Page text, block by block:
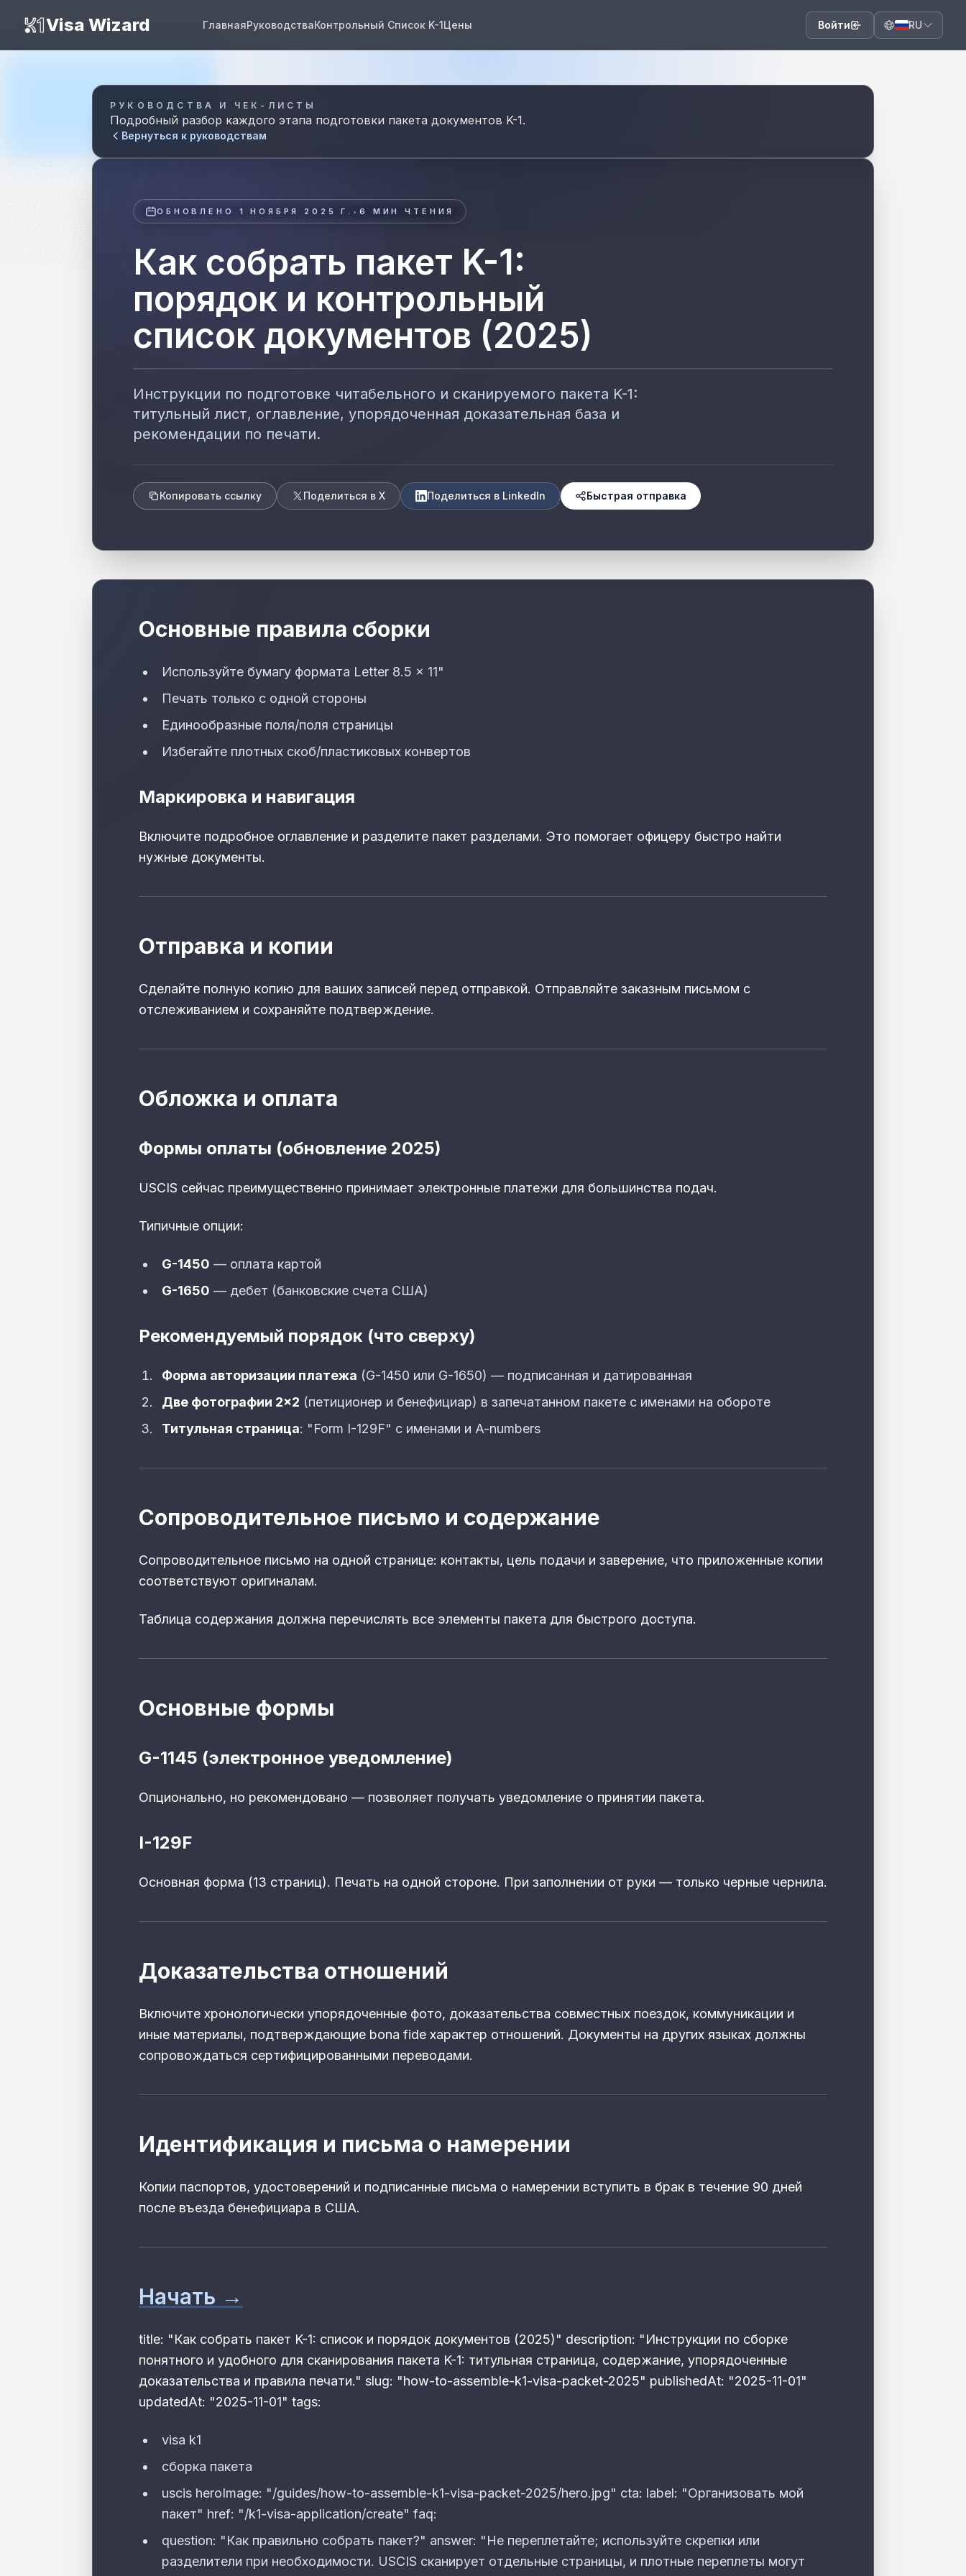
K1 Visa Wizard
Visa Wizard ГлавнаяРуководстваКонтрольный Список K-1Цены Войти RU
РУКОВОДСТВА И ЧЕК-ЛИСТЫ
Подробный разбор каждого этапа подготовки пакета документов K-1.
Вернуться к руководствам
ОБНОВЛЕНО 1 НОЯБРЯ 2025 Г. • 6 МИН ЧТЕНИЯ
Как собрать пакет K-1:
порядок и контрольный
список документов (2025)
Инструкции по подготовке читабельного и сканируемого пакета K-1:
титульный лист, оглавление, упорядоченная доказательная база и
рекомендации по печати.
Копировать ссылку Поделиться в X Поделиться в LinkedIn Быстрая отправка
Основные правила сборки
Используйте бумагу формата Letter 8.5 x 11"
Печать только с одной стороны
Единообразные поля/поля страницы
Избегайте плотных скоб/пластиковых конвертов
Маркировка и навигация
Включите подробное оглавление и разделите пакет разделами. Это помогает офицеру быстро найти
нужные документы.
Отправка и копии
Сделайте полную копию для ваших записей перед отправкой. Отправляйте заказным письмом с
отслеживанием и сохраняйте подтверждение.
Обложка и оплата
Формы оплаты (обновление 2025)
USCIS сейчас преимущественно принимает электронные платежи для большинства подач.
Типичные опции:
G-1450 — оплата картой
G-1650 — дебет (банковские счета США)
Рекомендуемый порядок (что сверху)
Форма авторизации платежа (G-1450 или G-1650) — подписанная и датированная
Две фотографии 2×2 (петиционер и бенефициар) в запечатанном пакете с именами на обороте
Титульная страница: "Form I-129F" с именами и A-numbers
Сопроводительное письмо и содержание
Сопроводительное письмо на одной странице: контакты, цель подачи и заверение, что приложенные копии
соответствуют оригиналам.
Таблица содержания должна перечислять все элементы пакета для быстрого доступа.
Основные формы
G-1145 (электронное уведомление)
Опционально, но рекомендовано — позволяет получать уведомление о принятии пакета.
I-129F
Основная форма (13 страниц). Печать на одной стороне. При заполнении от руки — только черные чернила.
Доказательства отношений
Включите хронологически упорядоченные фото, доказательства совместных поездок, коммуникации и
иные материалы, подтверждающие bona fide характер отношений. Документы на других языках должны
сопровождаться сертифицированными переводами.
Идентификация и письма о намерении
Копии паспортов, удостоверений и подписанные письма о намерении вступить в брак в течение 90 дней
после въезда бенефициара в США.
Начать →
title: "Как собрать пакет K-1: список и порядок документов (2025)" description: "Инструкции по сборке
понятного и удобного для сканирования пакета K-1: титульная страница, содержание, упорядоченные
доказательства и правила печати." slug: "how-to-assemble-k1-visa-packet-2025" publishedAt: "2025-11-01"
updatedAt: "2025-11-01" tags:
visa k1
сборка пакета
uscis heroImage: "/guides/how-to-assemble-k1-visa-packet-2025/hero.jpg" cta: label: "Организовать мой
пакет" href: "/k1-visa-application/create" faq:
question: "Как правильно собрать пакет?" answer: "Не переплетайте; используйте скрепки или
разделители при необходимости. USCIS сканирует отдельные страницы, и плотные переплеты могут